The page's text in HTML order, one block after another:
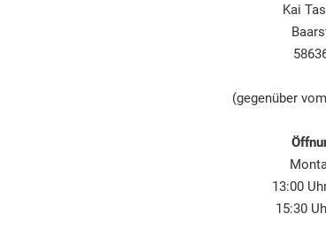
Kai
(gegenüber
13:00
15:30